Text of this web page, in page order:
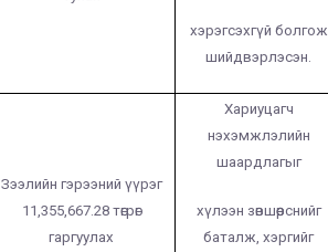
хэрэгсэхгүй болгож
шийдвэрлэсэн.
Зээлийн гэрээний үүрэг
11,355,667.28 төгрөг
гаргуулах
Хариуцагч
нэхэмжлэлийн
шаардлагыг
хүлээн зөвшөөрснийг
баталж, хэргийг